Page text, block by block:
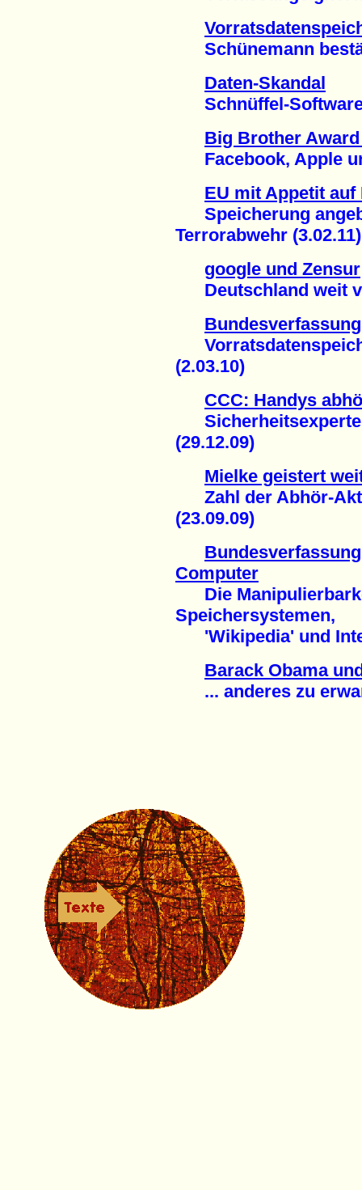
Schünemann
Daten-Skandal
Schnüffel-Software
Big Brother Award
Facebook, Apple
EU mit Appetit auf
Speicherung
Terrorabwehr (3.02.11)
google und Zensur
Deutschland weit
(2.03.10)
CCC: Handys
Sicherheitsexperte
(29.12.09)
Mielke geistert
Zahl der Abhör-
(23.09.09)
Computer
Die
Speichersystemen,
'Wikipedia' und
Barack Obama
... anderes zu